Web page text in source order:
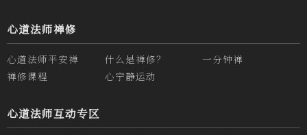
心道法师禅修
心道法师平安禅 什么是禅修？
一分钟禅
禅修课程
心宁静运动
心道法师互动专区